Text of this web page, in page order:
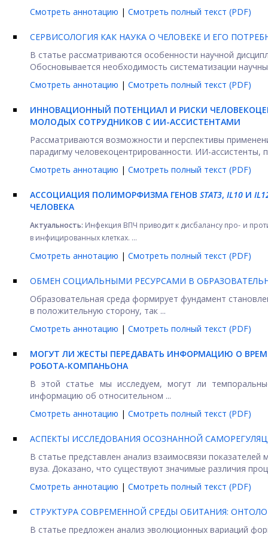
Смотреть аннотацию | Смотреть полный текст (PDF)
СЕРВИСОЛОГИЯ КАК НАУКА О ЧЕЛОВЕКЕ И ЕГО
В статье рассматриваются особенности научной
Обосновывается необходимость систематизации
Смотреть аннотацию | Смотреть полный текст (PDF)
ИННОВАЦИОННЫЙ ПОТЕНЦИАЛ И РИСКИ
МОЛОДЫХ СОТРУДНИКОВ С ИИ-АССИСТЕНТАМИ
Рассматриваются возможности и перспективы
парадигму человекоцентрированности. ИИ-ассистенты,
Смотреть аннотацию | Смотреть полный текст (PDF)
АССОЦИАЦИЯ ПОЛИМОРФИЗМА ГЕНОВ STAT3, IL10 И
ЧЕЛОВЕКА
Актуальность: Инфекция ВПЧ приводит к дисбалансу про- и
в инфицированных клетках. ...
Смотреть аннотацию | Смотреть полный текст (PDF)
ОБМЕН СОЦИАЛЬНЫМИ РЕСУРСАМИ В
Образовательная среда формирует фундамент
в положительную сторону, так ...
Смотреть аннотацию | Смотреть полный текст (PDF)
МОГУТ ЛИ ЖЕСТЫ ПЕРЕДАВАТЬ ИНФОРМАЦИЮ О
РОБОТА-КОМПАНЬОНА
В этой статье мы исследуем, могут ли
информацию об относительном ...
Смотреть аннотацию | Смотреть полный текст (PDF)
АСПЕКТЫ ИССЛЕДОВАНИЯ ОСОЗНАННОЙ
В статье представлен анализ взаимосвязи
вуза. Доказано, что существуют значимые различия
Смотреть аннотацию | Смотреть полный текст (PDF)
СТРУКТУРА СОВРЕМЕННОЙ СРЕДЫ ОБИТАНИЯ:
В статье предложен анализ эволюционных вариаций